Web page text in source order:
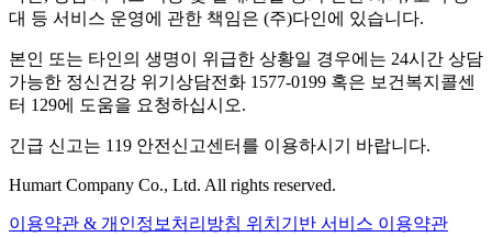
대 등 서비스 운영에 관한 책임은 (주)다인에 있습니다.
본인 또는 타인의 생명이 위급한 상황일 경우에는 24시간 상담
가능한 정신건강 위기상담전화 1577-0199 혹은 보건복지콜센
터 129에 도움을 요청하십시오.
긴급 신고는 119 안전신고센터를 이용하시기 바랍니다.
Humart Company Co., Ltd. All rights reserved.
이용약관 & 개인정보처리방침 위치기반 서비스 이용약관